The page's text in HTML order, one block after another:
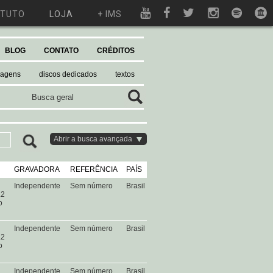
LOJA + IMS
discos dedicados textos
BLOG CONTATO CRÉDITOS
Abrir a busca avançada
GRAVADORA REFERÊNCIA PAÍS
Independente Sem número Brasil
Independente Sem número Brasil